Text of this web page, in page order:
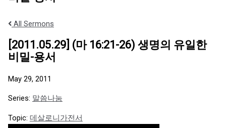
All Sermons
[2011.05.29] (마 16:21-26) 생명의 유일한
비밀-용서
May 29, 2011
Series: 말씀나눔
Topic: 데살로니가전서